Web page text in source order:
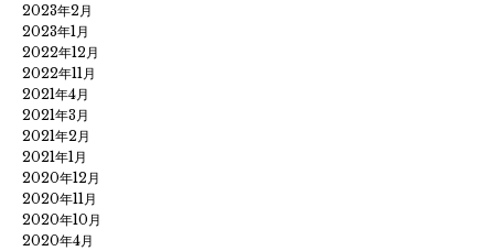
2023年2月
2023年1月
2022年12月
2022年11月
2021年4月
2021年3月
2021年2月
2021年1月
2020年12月
2020年11月
2020年10月
2020年4月